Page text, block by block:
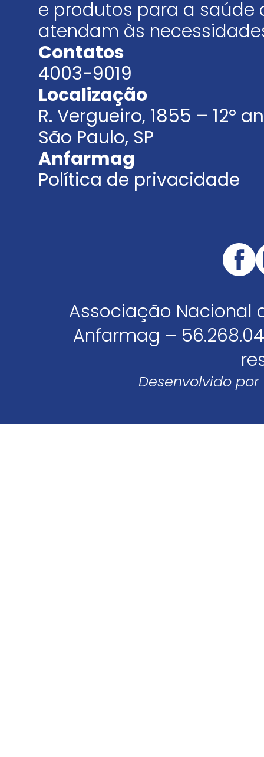
e produtos para a saúde
atendam às
Contatos
4003-9019
Localização
R. Vergueiro, 1855 – 12º
São Paulo, SP
Anfarmag
Política de privacidade
Associação Nacional
Anfarmag –
Desenvolvido por